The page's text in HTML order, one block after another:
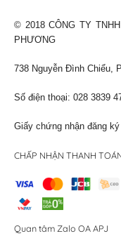
© 2018 CÔNG TY
PHƯƠNG
738 Nguyễn Đình Chiểu,
Số điện thoại: 028 3839
Giấy chứng nhận đăng
CHẤP NHẬN THANH
Quan tâm Zalo OA APJ